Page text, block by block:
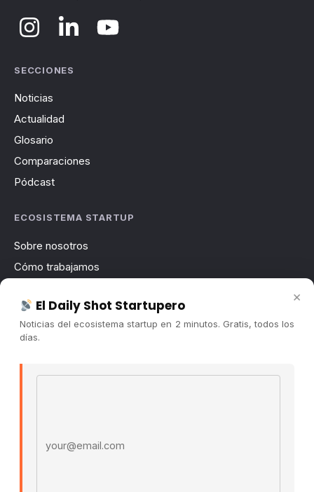
SECCIONES
Noticias
Actualidad
Glosario
Comparaciones
Pódcast
ECOSISTEMA STARTUP
Sobre nosotros
Cómo trabajamos
Contacto
Publicidad
×
El Daily Shot Startupero
Noticias del ecosistema startup en 2 minutos. Gratis, todos los
días.